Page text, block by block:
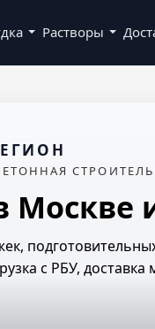
Растворы
с РБУ, доставка